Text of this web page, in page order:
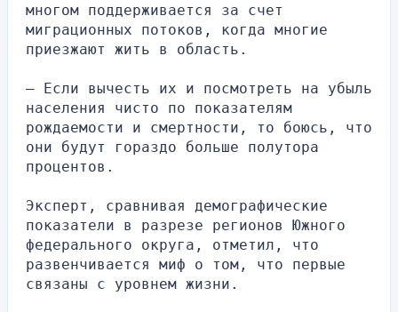
многом поддерживается за счет
миграционных потоков, когда многие
приезжают жить в область.
— Если вычесть их и посмотреть на убыль
населения чисто по показателям
рождаемости и смертности, то боюсь, что
они будут гораздо больше полутора
процентов.
Эксперт, сравнивая демографические
показатели в разрезе регионов Южного
федерального округа, отметил, что
развенчивается миф о том, что первые
связаны с уровнем жизни.